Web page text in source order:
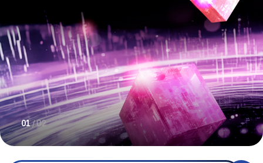
01/02